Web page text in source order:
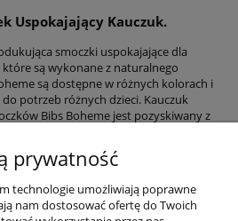
Uspokajający Kauczuk.
smoczki uspokajające dla
które są wykonane z naturalnego
są dostępne w różnych kolorach i
potrzeb różnych dzieci. Kauczuk
Bibs Boheme jest pozyskiwany z
dla niemowląt i jest wolny od
takich jak BPA i ftalany.
klasyczny, prosty wygląd, który jest
stylów ubierania niemowląt.
prywatność
technologie umożliwiają poprawne
nam dostosować ofertę do Twoich